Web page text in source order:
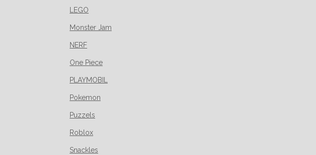
LEGO
Monster Jam
NERF
One Piece
PLAYMOBIL
Pokemon
Puzzels
Roblox
Snackles